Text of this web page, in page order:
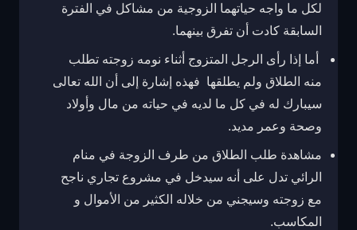
لكل ما واجه حياتهما الزوجية من مشاكل في الفترة
السابقة كادت أن تفرق بينهما.
أما إذا رأى الرجل المتزوج أثناء نومه زوجته تطلب
منه الطلاق ولم يطلقها فهذه إشارة إلى أن الله تعالى
سيبارك له في كل ما لديه في حياته من مال وأولاد
وصحة وعمر مديد.
مشاهدة طلب الطلاق من طرف الزوجة في منام
الرائي تدل على أنه سيدخل في مشروع تجاري ناجح
مع زوجته وسيجني من خلاله الكثير من الأموال و
المكاسب.